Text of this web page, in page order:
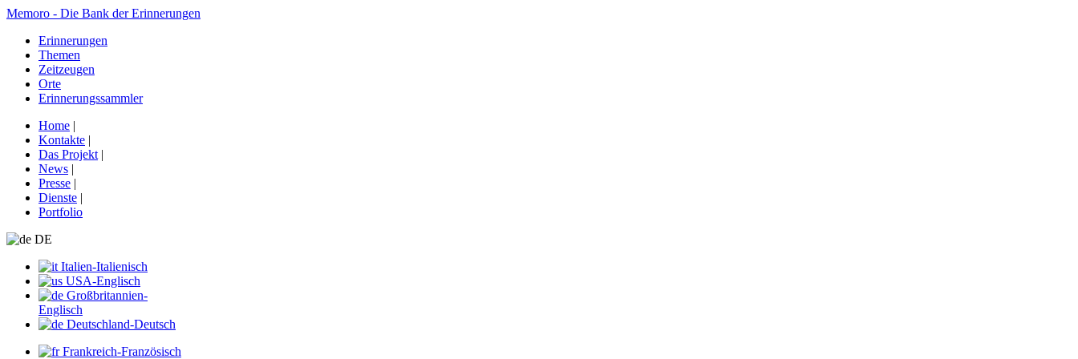
Memoro - Die Bank der Erinnerungen
Erinnerungen
Themen
Zeitzeugen
Orte
Erinnerungssammler
Home |
Kontakte |
Das Projekt |
News |
Presse |
Dienste |
Portfolio
DE
Italien-Italienisch
USA-Englisch
Großbritannien-
Englisch
Deutschland-Deutsch
Frankreich-Französisch